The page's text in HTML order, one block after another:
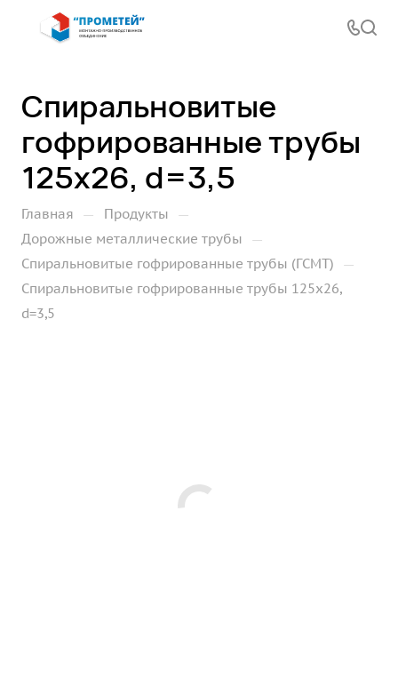
Спиральновитые
гофрированные трубы
125х26, d=3,5
Главная — Продукты —
Дорожные металлические трубы —
Спиральновитые гофрированные трубы (ГСМТ) —
Спиральновитые гофрированные трубы 125х26,
d=3,5